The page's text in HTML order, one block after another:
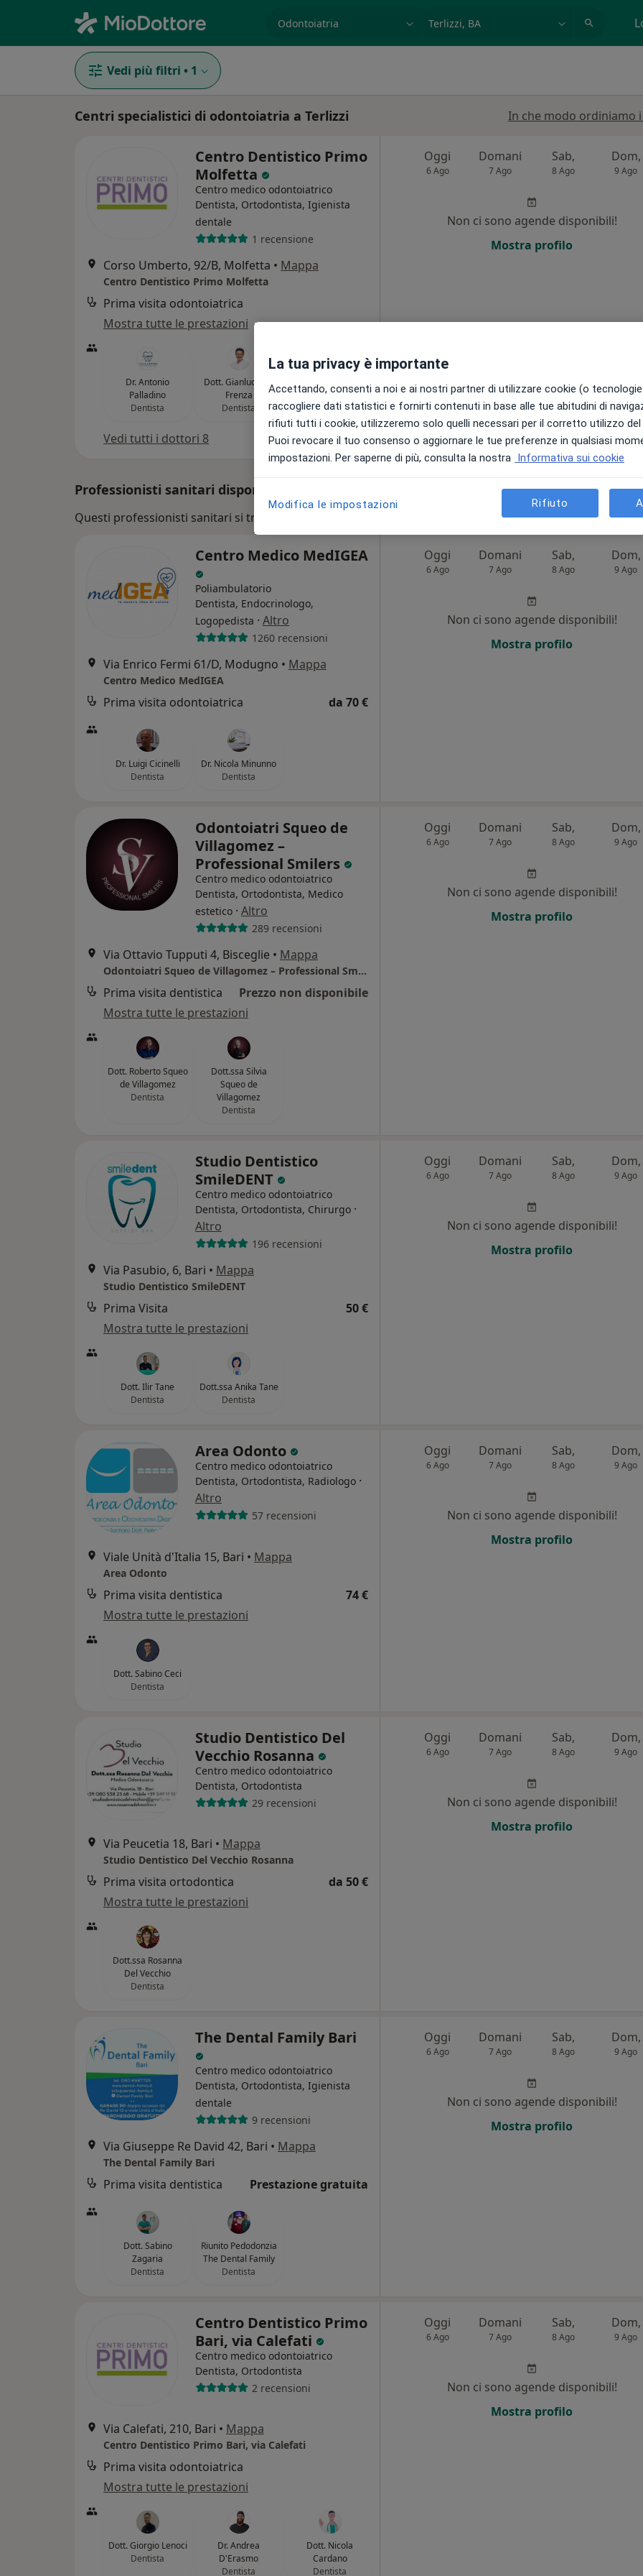
Vedi più filtri • 1
Centri specialistici di odontoiatria a Terlizzi In che modo ordiniamo
Centro Dentistico Primo
Molfetta
Centro medico odontoiatrico
Dentista, Ortodontista, Igienista
dentale
1 recensione
Corso Umberto, 92/B, Molfetta • Mappa
Centro Dentistico Primo Molfetta
Prima visita odontoiatrica
Mostra tutte le prestazioni
Dr. Antonio
Palladino
Dentista
Dott. Gianluca De
Frenza
Dentista
Dott. Enrico
Sciancalepore
Dentista
Vedi tutti i dottori 8
Oggi
6 Ago
Domani
7 Ago
Sab,
8 Ago
Dom,
9 Ago
Non ci sono agende disponibili!
Mostra profilo
Professionisti sanitari disponibili
Questi professionisti sanitari si trovano fuori Terlizzi, BA, in aree vicine alla tua ricerca.
Centro Medico MedIGEA
Poliambulatorio
Dentista, Endocrinologo,
Logopedista · Altro
1260 recensioni
Via Enrico Fermi 61/D, Modugno • Mappa
Centro Medico MedIGEA
Prima visita odontoiatrica da 70 €
Dr. Luigi Cicinelli
Dentista
Dr. Nicola Minunno
Dentista
Oggi
6 Ago
Domani
7 Ago
Sab,
8 Ago
Dom,
9 Ago
Non ci sono agende disponibili!
Mostra profilo
Odontoiatri Squeo de
Villagomez –
Professional Smilers
Centro medico odontoiatrico
Dentista, Ortodontista, Medico
estetico · Altro
289 recensioni
Via Ottavio Tupputi 4, Bisceglie • Mappa
Odontoiatri Squeo de Villagomez – Professional Smilers
Prima visita dentistica
Prezzo non disponibile
Mostra tutte le prestazioni
Dott. Roberto Squeo
de Villagomez
Dentista
Dott.ssa Silvia
Squeo de
Villagomez
Dentista
Oggi
6 Ago
Domani
7 Ago
Sab,
8 Ago
Dom,
9 Ago
Non ci sono agende disponibili!
Mostra profilo
Studio Dentistico
SmileDENT
Centro medico odontoiatrico
Dentista, Ortodontista, Chirurgo ·
Altro
196 recensioni
Via Pasubio, 6, Bari • Mappa
Studio Dentistico SmileDENT
Prima Visita
50 €
Mostra tutte le prestazioni
Dott. Ilir Tane
Dentista
Dott.ssa Anika Tane
Dentista
Oggi
6 Ago
Domani
7 Ago
Sab,
8 Ago
Dom,
9 Ago
Non ci sono agende disponibili!
Mostra profilo
Area Odonto
Centro medico odontoiatrico
Dentista, Ortodontista, Radiologo ·
Altro
57 recensioni
Viale Unità d'Italia 15, Bari • Mappa
Area Odonto
Prima visita dentistica
74 €
Mostra tutte le prestazioni
Dott. Sabino Ceci
Dentista
Oggi
6 Ago
Domani
7 Ago
Sab,
8 Ago
Dom,
9 Ago
Non ci sono agende disponibili!
Mostra profilo
Studio Dentistico Del
Vecchio Rosanna
Centro medico odontoiatrico
Dentista, Ortodontista
29 recensioni
Via Peucetia 18, Bari • Mappa
Studio Dentistico Del Vecchio Rosanna
Prima visita ortodontica
da 50 €
Mostra tutte le prestazioni
Dott.ssa Rosanna
Del Vecchio
Dentista
Oggi
6 Ago
Domani
7 Ago
Sab,
8 Ago
Dom,
9 Ago
Non ci sono agende disponibili!
Mostra profilo
The Dental Family Bari
Centro medico odontoiatrico
Dentista, Ortodontista, Igienista
dentale
9 recensioni
Via Giuseppe Re David 42, Bari • Mappa
The Dental Family Bari
Prima visita dentistica Prestazione gratuita
Dott. Sabino
Zagaria
Dentista
Riunito Pedodonzia
The Dental Family
Dentista
Oggi
6 Ago
Domani
7 Ago
Sab,
8 Ago
Dom,
9 Ago
Non ci sono agende disponibili!
Mostra profilo
Centro Dentistico Primo
Bari, via Calefati
Centro medico odontoiatrico
Dentista, Ortodontista
2 recensioni
Via Calefati, 210, Bari • Mappa
Centro Dentistico Primo Bari, via Calefati
Prima visita odontoiatrica
Mostra tutte le prestazioni
Dott. Giorgio Lenoci
Dentista
Dr. Andrea
D'Erasmo
Dentista
Dott. Nicola
Cardano
Dentista
Oggi
6 Ago
Domani
7 Ago
Sab,
8 Ago
Dom,
9 Ago
Non ci sono agende disponibili!
Mostra profilo
La tua privacy è importante
Accettando, consenti a noi e ai nostri partner di utilizzare cookie (o
raccogliere dati statistici e fornirti contenuti in base alle tue abitudini di
rifiuti tutti i cookie, utilizzeremo solo quelli necessari per il corretto utilizzo
Puoi revocare il tuo consenso o aggiornare le tue preferenze in qualsiasi
impostazioni. Per saperne di più, consulta la nostra Informativa sui cookie
Modifica le impostazioni Rifiuto